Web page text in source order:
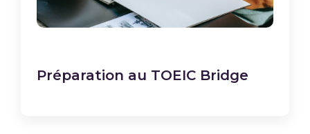
Préparation au TOEIC Bridge